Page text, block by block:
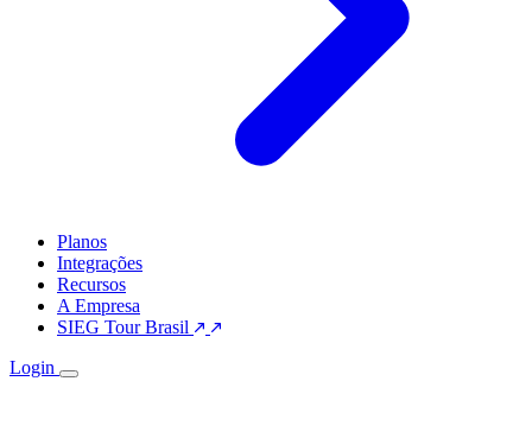
Planos
Integrações
Recursos
A Empresa
SIEG Tour Brasil
Login